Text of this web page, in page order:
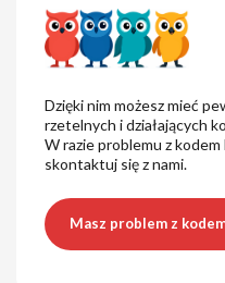
Dzięki nim możesz mieć
rzetelnych i działających
W razie problemu z
skontaktuj się z nami.
Masz problem z